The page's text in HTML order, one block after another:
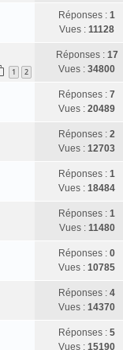
Réponses : 1
Vues : 11128
1 2
Réponses : 17
Vues : 34800
Réponses : 7
Vues : 20489
Réponses : 2
Vues : 12703
Réponses : 1
Vues : 18484
Réponses : 1
Vues : 11480
Réponses : 0
Vues : 10785
Réponses : 4
Vues : 14370
Réponses : 5
Vues : 15190